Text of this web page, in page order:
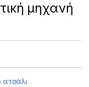
μηχανή
ατσάλι